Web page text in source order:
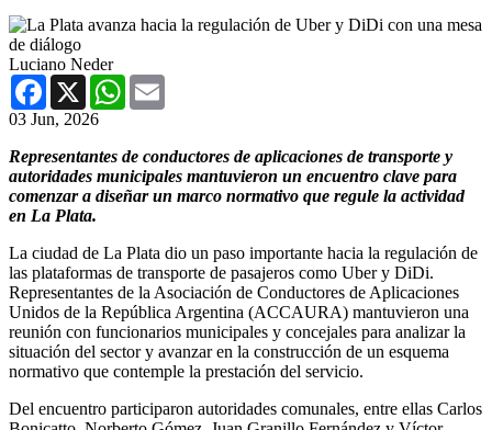
Luciano Neder
Facebook
X WhatsApp
03 Jun, 2026
Representantes de conductores de aplicaciones de transporte y
autoridades municipales mantuvieron un encuentro clave para
comenzar a diseñar un marco normativo que regule la actividad
en La Plata.
La ciudad de La Plata dio un paso importante hacia la regulación de
las plataformas de transporte de pasajeros como Uber y DiDi.
Representantes de la Asociación de Conductores de Aplicaciones
Unidos de la República Argentina (ACCAURA) mantuvieron una
reunión con funcionarios municipales y concejales para analizar la
situación del sector y avanzar en la construcción de un esquema
normativo que contemple la prestación del servicio.
Del encuentro participaron autoridades comunales, entre ellas Carlos